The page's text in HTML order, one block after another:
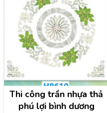
Thi công trần nhựa thả
phú lợi bình dương